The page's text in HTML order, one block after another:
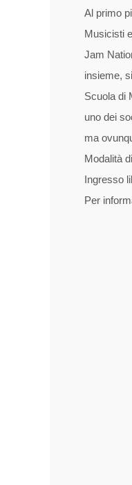
Al primo
Musicisti
Jam
insieme,
Scuola di
uno dei
ma
Modalità
Ingresso
Per